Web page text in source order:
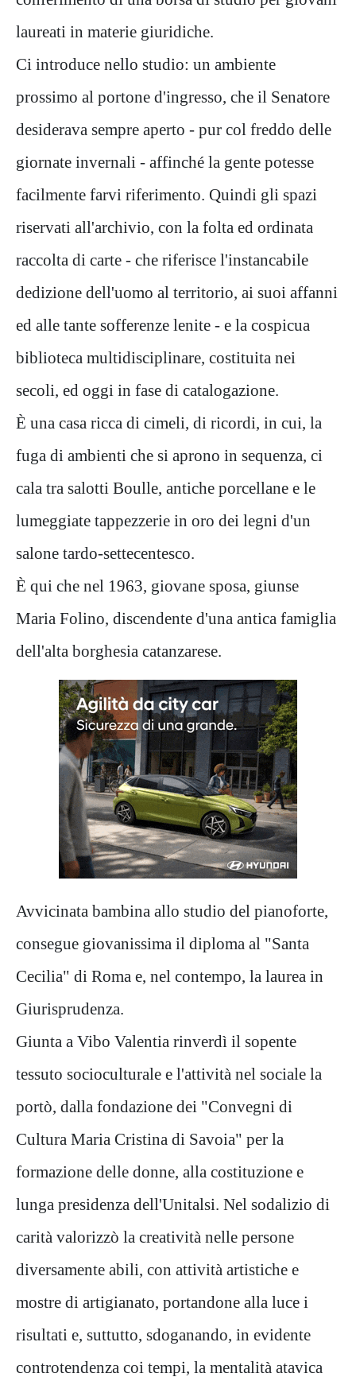
laureati in materie giuridiche.
Ci introduce nello studio: un ambiente
prossimo al portone d'ingresso, che il Senatore
desiderava sempre aperto - pur col freddo delle
giornate invernali - affinché la gente potesse
facilmente farvi riferimento. Quindi gli spazi
riservati all'archivio, con la folta ed ordinata
raccolta di carte - che riferisce l'instancabile
dedizione dell'uomo al territorio, ai suoi affanni
ed alle tante sofferenze lenite - e la cospicua
biblioteca multidisciplinare, costituita nei
secoli, ed oggi in fase di catalogazione.
È una casa ricca di cimeli, di ricordi, in cui, la
fuga di ambienti che si aprono in sequenza, ci
cala tra salotti Boulle, antiche porcellane e le
lumeggiate tappezzerie in oro dei legni d'un
salone tardo-settecentesco.
È qui che nel 1963, giovane sposa, giunse
Maria Folino, discendente d'una antica famiglia
dell'alta borghesia catanzarese.
Avvicinata bambina allo studio del pianoforte,
consegue giovanissima il diploma al "Santa
Cecilia" di Roma e, nel contempo, la laurea in
Giurisprudenza.
Giunta a Vibo Valentia rinverdì il sopente
tessuto socioculturale e l'attività nel sociale la
portò, dalla fondazione dei "Convegni di
Cultura Maria Cristina di Savoia" per la
formazione delle donne, alla costituzione e
lunga presidenza dell'Unitalsi. Nel sodalizio di
carità valorizzò la creatività nelle persone
diversamente abili, con attività artistiche e
mostre di artigianato, portandone alla luce i
risultati e, suttutto, sdoganando, in evidente
controtendenza coi tempi, la mentalità atavica